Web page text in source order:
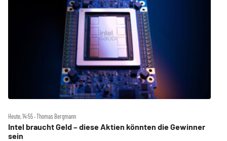
Heute, 14:55 ‧ Thomas Bergmann
Intel braucht Geld – diese Aktien könnten die Gewinner
sein